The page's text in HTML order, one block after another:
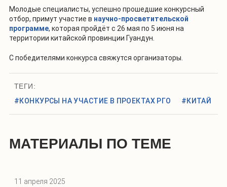
Молодые специалисты, успешно прошедшие конкурсный
отбор, примут участие в научно-просветительской
программе, которая пройдёт с 26 мая по 5 июня на
территории китайской провинции Гуандун.
С победителями конкурса свяжутся организаторы.
ТЕГИ:
#КОНКУРСЫ НА УЧАСТИЕ В ПРОЕКТАХ РГО
#КИТАЙ
МАТЕРИАЛЫ ПО ТЕМЕ
11 апреля 2025